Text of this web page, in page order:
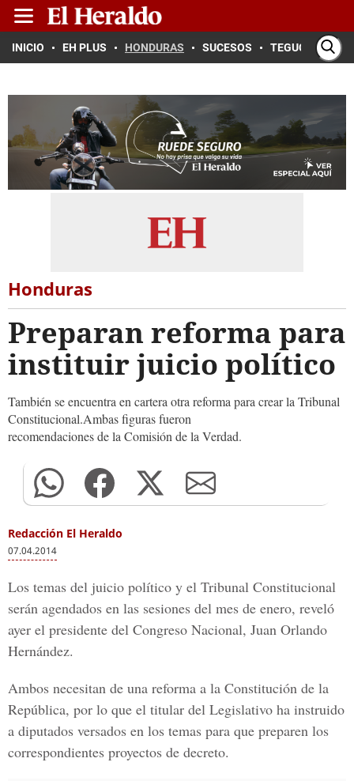
INICIO EH PLUS HONDURAS SUCESOS TEGUCIGALPA
Honduras
Preparan reforma para
instituir juicio político
También se encuentra en cartera otra reforma para crear la Tribunal
Constitucional.Ambas figuras fueron
recomendaciones de la Comisión de la Verdad.
Redacción El Heraldo
07.04.2014
Los temas del juicio político y el Tribunal Constitucional
serán agendados en las sesiones del mes de enero, reveló
ayer el presidente del Congreso Nacional, Juan Orlando
Hernández.
Ambos necesitan de una reforma a la Constitución de la
República, por lo que el titular del Legislativo ha instruido
a diputados versados en los temas para que preparen los
correspondientes proyectos de decreto.